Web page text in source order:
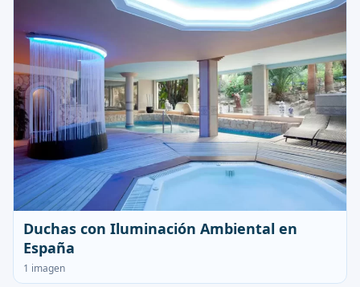
Duchas con Iluminación Ambiental en
España
1 imagen